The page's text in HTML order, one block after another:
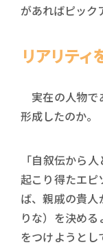
があればピック
リアリティ
実在の人物で
形成したのか。
「自叙伝から
起こり得たエピ
ば、親戚の貴人
りな）を決め
をつけようと